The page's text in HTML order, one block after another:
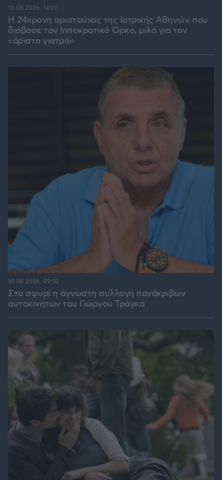
Η 24χρονη αριστούχος της Ιατρικής Αθηνών, που
διάβασε τον Ιπποκρατικό Όρκο, μιλά για τον
«άριστο γιατρό»
10.08.2026, 14:01
Στο σφυρί η άγνωστη συλλογή πανάκριβων
αυτοκινήτων του Γιώργου Τράγκα
10.08.2026, 09:10